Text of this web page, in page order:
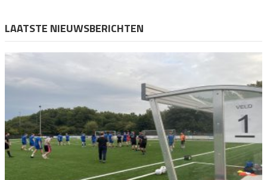
LAATSTE NIEUWSBERICHTEN